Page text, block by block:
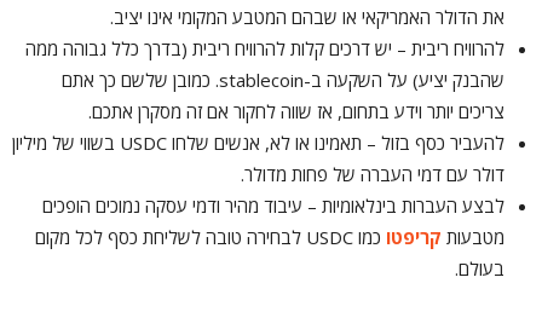
את הדולר האמריקאי או שבהם המטבע המקומי אינו יציב.
להרוויח ריבית – יש דרכים קלות להרוויח ריבית (בדרך כלל גבוהה ממה
שהבנק יציע) על השקעה ב-stablecoin. כמובן שלשם כך אתם
צריכים יותר וידע בתחום, אז שווה לחקור אם זה מסקרן אתכם.
להעביר כסף בזול – תאמינו או לא, אנשים שלחו USDC בשווי של מיליון
דולר עם דמי העברה של פחות מדולר.
לבצע העברות בינלאומיות – עיבוד מהיר ודמי עסקה נמוכים הופכים
מטבעות קריפטו
כמו USDC לבחירה טובה לשליחת כסף לכל מקום
בעולם.